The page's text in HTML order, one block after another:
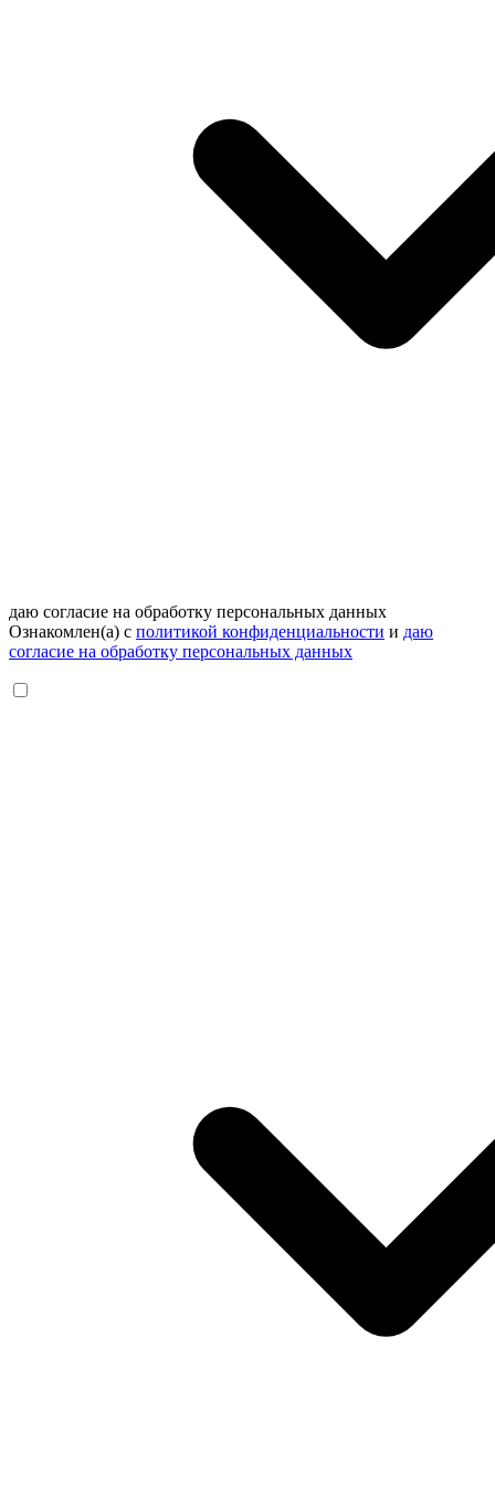
даю согласие на обработку персональных данных
Ознакомлен(а) с политикой конфиденциальности и даю
согласие на обработку персональных данных